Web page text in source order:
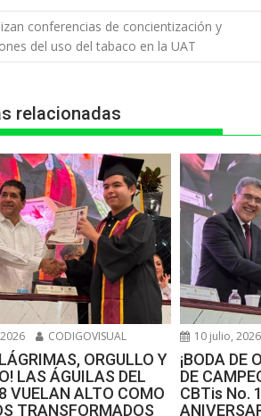
e
b
k
s
e
e
r
e
g
m
n
t
conferencias de concientización y
del uso del tabaco en la UAT
relacionadas
CODIGOVISUAL
ORGULLO Y
LAS ÁGUILAS DEL
VUELAN ALTO COMO
TRANSFORMADOS
10 julio, 2026
¡BODA DE
DE
CBTis No.